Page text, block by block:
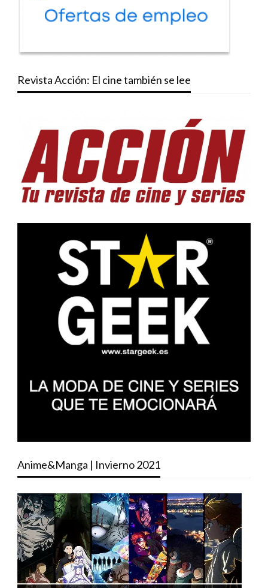
Revista Acción: El cine también se lee
Anime&Manga | Invierno 2021